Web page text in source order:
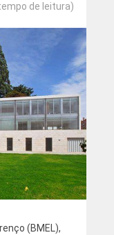
de leitura)
(BMEL),